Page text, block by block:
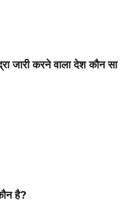
जारी करने वाला देश कौन सा
है?